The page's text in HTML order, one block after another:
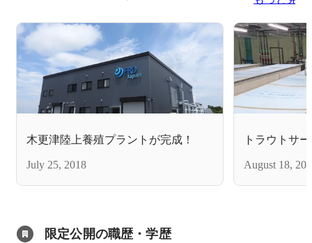
木更津陸上養殖プラントが完成！
July 25, 2018
トラウトサ
August 18,
限定公開の職歴・学歴